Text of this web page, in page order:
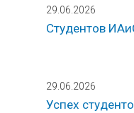
29.06.2026
Студентов
29.06.2026
Успех